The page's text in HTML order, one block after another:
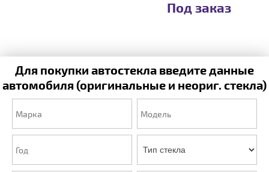
Под заказ
Для покупки автостекла введите данные
автомобиля (оригинальные и неориг. стекла)